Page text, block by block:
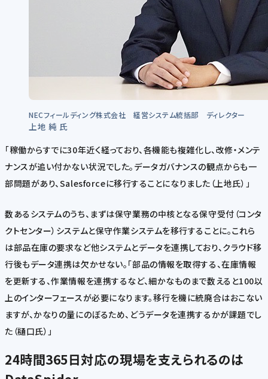
NECフィールディング株式会社 経営システム統括部 ディレクター
上地 純 氏
「稼働からすでに30年近く経っており、各機能も複雑化し、改修・メンテ
ナンスが追い付かない状況でした。データガバナンスの観点からも一
部問題があり、Salesforceに移行することになりました（上地氏）」
数あるシステムのうち、まずは保守業務の中核となる保守受付（コンタ
クトセンター）システムと保守作業システムを移行することに。これら
は部品在庫の要求など他システムとデータを連携しており、クラウド移
行後もデータ連携は欠かせない。「部品の情報を取得する、在庫情報
を更新する、作業情報を連携するなど、細かなものまで数えると100以
上のインターフェースが必要になります。移行を機に統廃合はおこない
ますが、かなりの量にのぼるため、どうデータを連携するかが課題でし
た（樋口氏）」
24時間365日対応の現場を支えられるのは